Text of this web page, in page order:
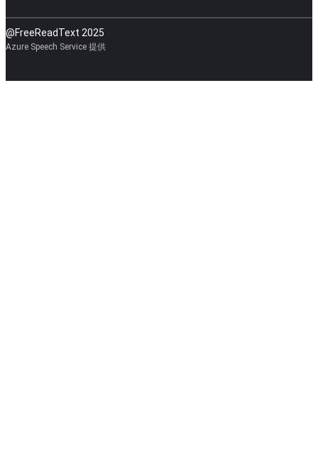
@FreeReadText 2025
Azure Speech Service 提供